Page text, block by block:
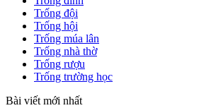
Trống đội
Trống hội
Trống múa lân
Trống nhà thờ
Trống rượu
Trống trường học
Bài viết mới nhất